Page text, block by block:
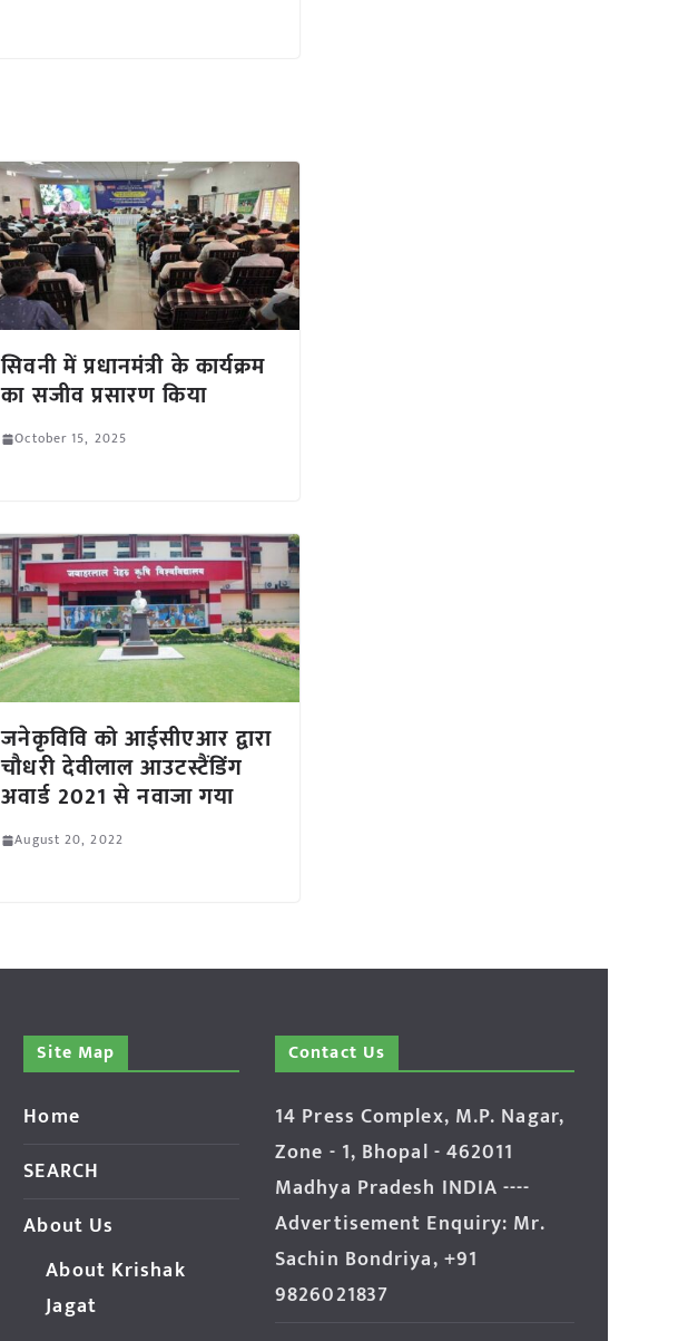
सिवनी में प्रधानमंत्री के कार्यक्रम
का सजीव प्रसारण किया
October 15, 2025
जनेकृविवि को आईसीएआर द्वारा
चौधरी देवीलाल आउटस्टैंडिंग
अवार्ड 2021 से नवाजा गया
August 20, 2022
Site Map
Home
SEARCH
About Us
About Krishak
Jagat
Contact Us
14 Press Complex, M.P. Nagar,
Zone - 1, Bhopal - 462011
Madhya Pradesh INDIA ----
Advertisement Enquiry: Mr.
Sachin Bondriya, +91
9826021837